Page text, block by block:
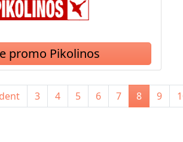
promo Pikolinos
3 4 5 6 7 8 9